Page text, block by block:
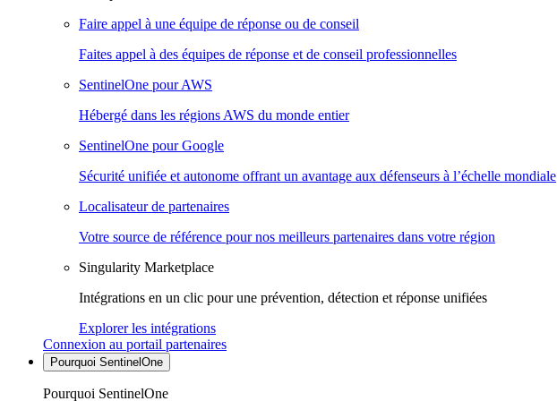
Faire appel à une équipe de réponse ou de conseil
Faites appel à des équipes de réponse et de conseil professionnelles
SentinelOne pour AWS
Hébergé dans les régions AWS du monde entier
SentinelOne pour Google
Sécurité unifiée et autonome offrant un avantage aux défenseurs à l’échelle mondiale
Localisateur de partenaires
Votre source de référence pour nos meilleurs partenaires dans votre région
Singularity Marketplace
Intégrations en un clic pour une prévention, détection et réponse unifiées
Explorer les intégrations
Connexion au portail partenaires
Pourquoi SentinelOne
Pourquoi SentinelOne